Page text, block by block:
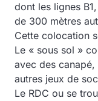
dont les lignes
de 300 mètres
Cette colocation
Le « sous sol »
avec des
autres jeux de
Le RDC ou se